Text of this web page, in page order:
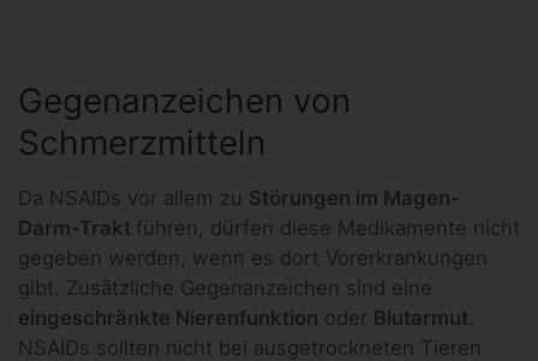
Gegenanzeichen von
Schmerzmitteln
Da NSAIDs vor allem zu Störungen im Magen-
Darm-Trakt führen, dürfen diese Medikamente nicht
gegeben werden, wenn es dort Vorerkrankungen
gibt. Zusätzliche Gegenanzeichen sind eine
eingeschränkte Nierenfunktion oder Blutarmut.
NSAIDs sollten nicht bei ausgetrockneten Tieren